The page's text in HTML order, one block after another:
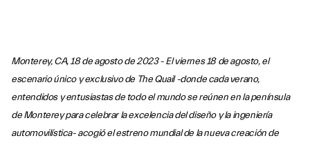
Monterey, CA, 18 de agosto de 2023 - El viernes 18 de agosto, el
escenario único y exclusivo de The Quail -donde cada verano,
entendidos y entusiastas de todo el mundo se reúnen en la península
de Monterey para celebrar la excelencia del diseño y la ingeniería
automovilística- acogió el estreno mundial de la nueva creación de